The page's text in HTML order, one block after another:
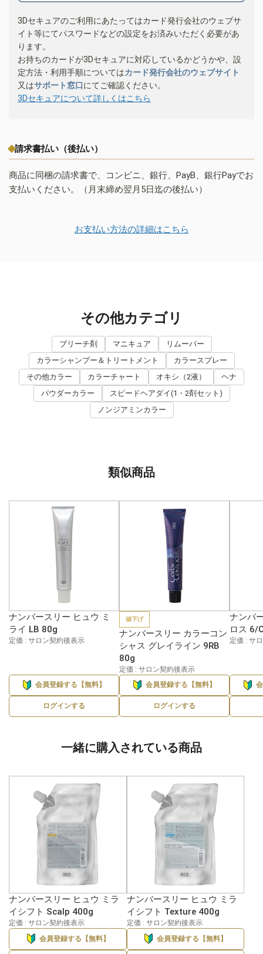
3Dセキュアのご利用にあたってはカード発行会社のウェブサ
イト等にてパスワードなどの設定をお済みいただく必要があ
ります。
お持ちのカードが3Dセキュアに対応しているかどうかや、設
定方法・利用手順についてはカード発行会社のウェブサイト
又はサポート窓口にてご確認ください。
3Dセキュアについて詳しくはこちら
請求書払い（後払い）
商品に同梱の請求書で、コンビニ、銀行、PayB、銀行Payでお
支払いください。（月末締め翌月5日迄の後払い）
お支払い方法の詳細はこちら
その他カテゴリ
ブリーチ剤 マニキュア
リムーバー
カラーシャンプー＆トリートメント
カラースプレー
その他カラー
カラーチャート オキシ（2液）
ヘナ
パウダーカラー
スピードヘアダイ(1・2剤セット)
ノンジアミンカラー
類似商品
ナンバースリー ヒュウ ミ
ライ LB 80g
定価 : サロン契約後表示
会員登録する【無料】
ログインする
値下げ
ナンバースリー カラーコン
シャス グレイライン 9RB
80g
定価 : サロン契約後表示
会員登録する【無料】
ログインする
ナンバ
ロス 6/
定価 : サ
一緒に購入されている商品
ナンバースリー ヒュウ ミラ
イシフト Scalp 400g
定価 : サロン契約後表示
会員登録する【無料】
ナンバースリー ヒュウ ミラ
イシフト Texture 400g
定価 : サロン契約後表示
会員登録する【無料】